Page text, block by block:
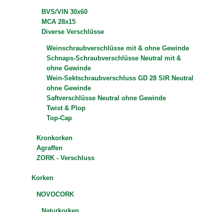
BVS/VIN 30x60
MCA 28x15
Diverse Verschlüsse
Weinschraubverschlüsse mit & ohne Gewinde
Schnaps-Schraubverschlüsse Neutral mit &
ohne Gewinde
Wein-Sektschraubverschluss GD 28 SIR Neutral
ohne Gewinde
Saftverschlüsse Neutral ohne Gewinde
Twist & Plop
Top-Cap
Kronkorken
Agraffen
ZORK - Verschluss
Korken
NOVOCORK